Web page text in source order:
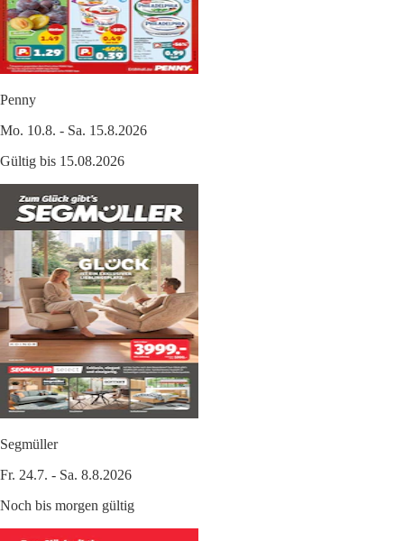
Penny
Mo. 10.8. - Sa. 15.8.2026
Gültig bis 15.08.2026
Segmüller
Fr. 24.7. - Sa. 8.8.2026
Noch bis morgen gültig